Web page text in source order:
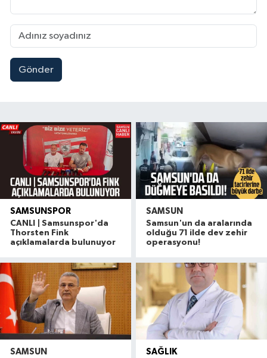
Gönder
SAMSUNSPOR
CANLI | Samsunspor'da
Thorsten Fink
açıklamalarda bulunuyor
SAMSUN
Samsun'un da aralarında
olduğu 71 ilde dev zehir
operasyonu!
SAMSUN SAĞLIK